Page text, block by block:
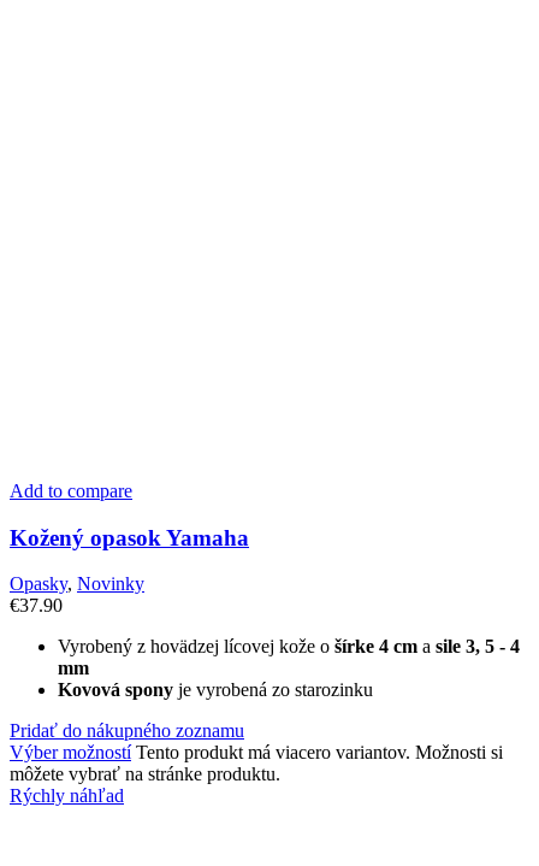
Add to compare
Kožený opasok Yamaha
Opasky, Novinky
€37.90
Vyrobený z hovädzej lícovej kože o šírke 4 cm a sile 3, 5 - 4
mm
Kovová spony je vyrobená zo starozinku
Pridať do nákupného zoznamu
Výber možností Tento produkt má viacero variantov. Možnosti si
môžete vybrať na stránke produktu.
Rýchly náhľad